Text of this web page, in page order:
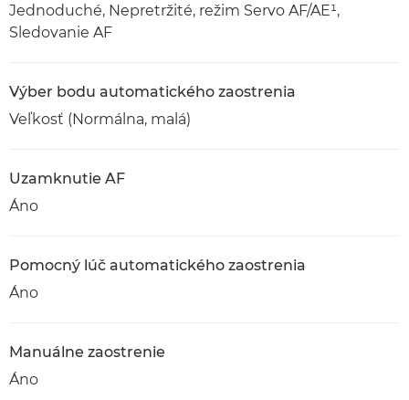
Jednoduché, Nepretržité, režim Servo AF/AE¹,
Sledovanie AF
Výber bodu automatického zaostrenia
Veľkosť (Normálna, malá)
Uzamknutie AF
Áno
Pomocný lúč automatického zaostrenia
Áno
Manuálne zaostrenie
Áno